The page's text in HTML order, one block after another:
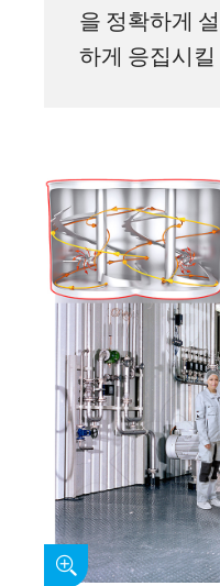
을 정확하게
하게 응집시